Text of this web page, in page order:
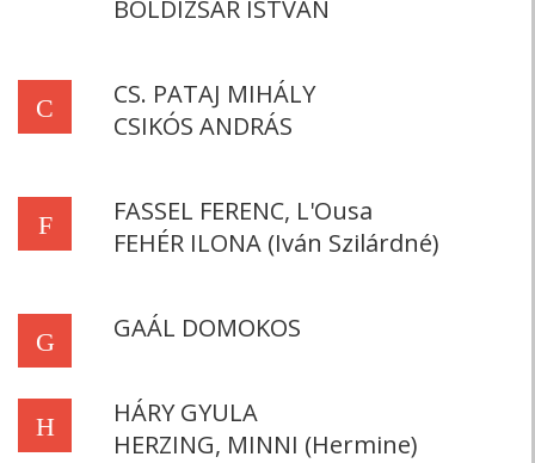
BOLDIZSÁR ISTVÁN
C
CS. PATAJ MIHÁLY
CSIKÓS ANDRÁS
F
FASSEL FERENC, L'Ousa
FEHÉR ILONA (Iván Szilárdné)
G GAÁL DOMOKOS
H
HÁRY GYULA
HERZING, MINNI (Hermine)